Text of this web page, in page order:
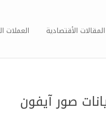
المقالات الأقتصادية العملات
صور آيفون